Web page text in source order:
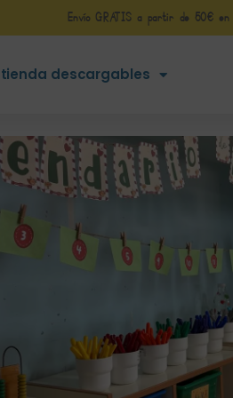
Envío GRATIS a partir de 50€ en
tienda descargables